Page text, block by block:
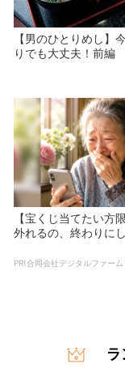
【男のひとりめし】
りでも大丈夫！前編
【宝くじ当てたい方
外れるの、終わりに
PR(合同会社デジタルファーム
ラ